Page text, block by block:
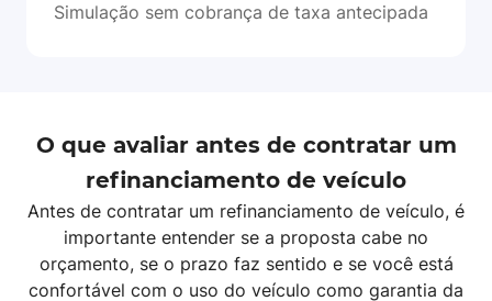
Simulação sem cobrança de taxa antecipada
O que avaliar antes de contratar um
refinanciamento de veículo
Antes de contratar um refinanciamento de veículo, é
importante entender se a proposta cabe no
orçamento, se o prazo faz sentido e se você está
confortável com o uso do veículo como garantia da